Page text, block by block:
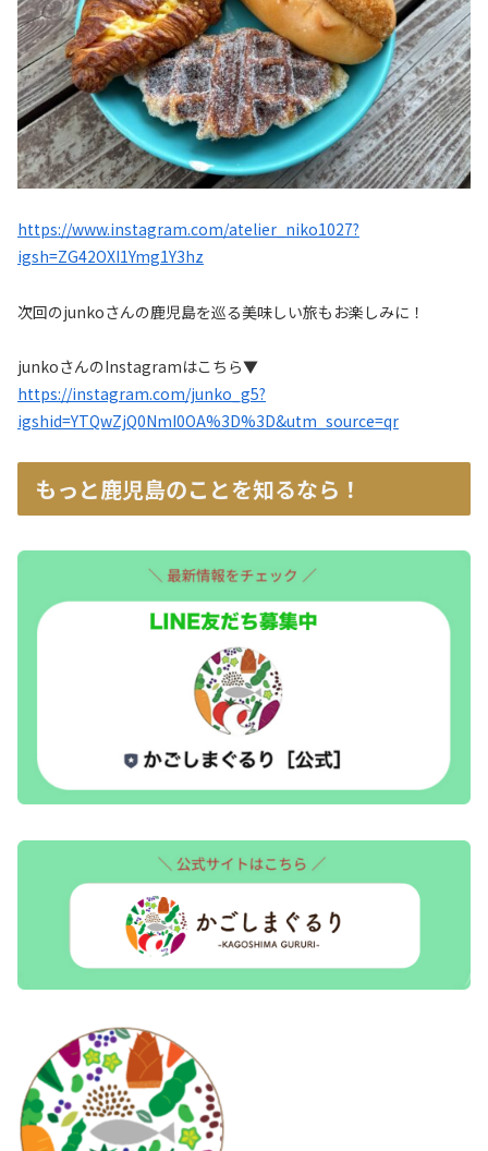
https://www.instagram.com/atelier_niko1027?
igsh=ZG42OXI1Ymg1Y3hz
次回のjunkoさんの鹿児島を巡る美味しい旅もお楽しみに！
junkoさんのInstagramはこちら▼
https://instagram.com/junko_g5?
igshid=YTQwZjQ0NmI0OA%3D%3D&utm_source=qr
もっと鹿児島のことを知るなら！